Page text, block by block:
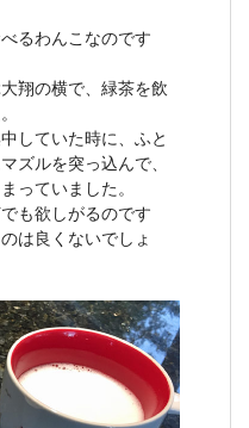
るわんこなのです
翔の横で、緑茶を飲
していた時に、ふと
ズルを突っ込んで、
っていました。
も欲しがるのです
は良くないでしょ